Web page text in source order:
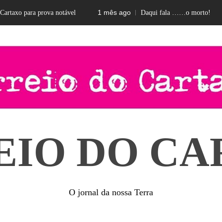
para prova notável 1 mês ago Daqui fala ……o morto!
DO
O jornal da nossa Terra